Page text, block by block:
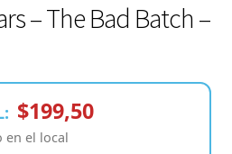
– The Bad Batch –
$199,50
en el local